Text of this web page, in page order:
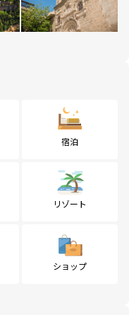
宿泊
リゾート
ショップ